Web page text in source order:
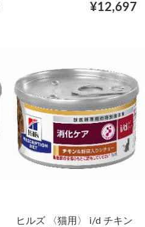
¥12,697
ヒルズ 〈猫用〉 i/d チキン